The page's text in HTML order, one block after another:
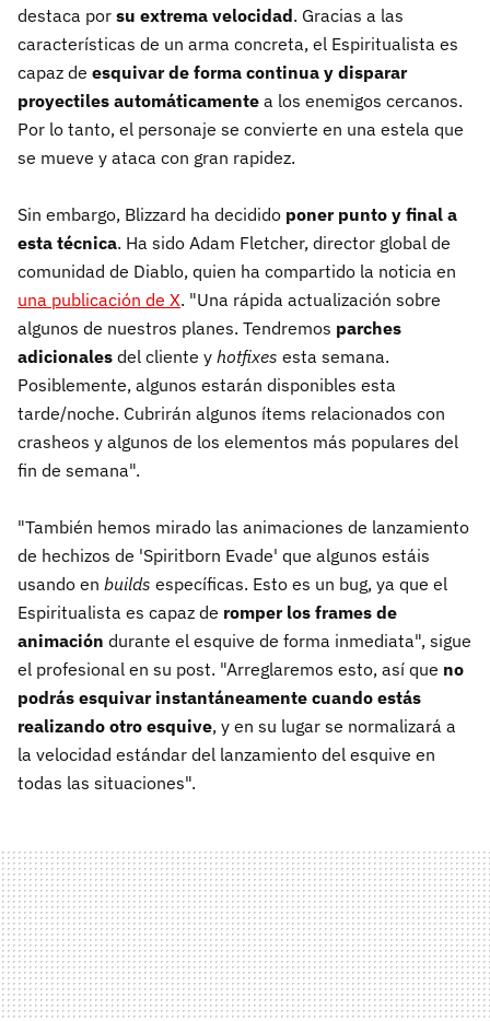
destaca por su extrema velocidad. Gracias a las
características de un arma concreta, el Espiritualista es
capaz de esquivar de forma continua y disparar
proyectiles automáticamente a los enemigos cercanos.
Por lo tanto, el personaje se convierte en una estela que
se mueve y ataca con gran rapidez.
Sin embargo, Blizzard ha decidido poner punto y final a
esta técnica. Ha sido Adam Fletcher, director global de
comunidad de Diablo, quien ha compartido la noticia en
una publicación de X. "Una rápida actualización sobre
algunos de nuestros planes. Tendremos parches
adicionales del cliente y hotfixes esta semana.
Posiblemente, algunos estarán disponibles esta
tarde/noche. Cubrirán algunos ítems relacionados con
crasheos y algunos de los elementos más populares del
fin de semana".
"También hemos mirado las animaciones de lanzamiento
de hechizos de 'Spiritborn Evade' que algunos estáis
usando en builds específicas. Esto es un bug, ya que el
Espiritualista es capaz de romper los frames de
animación durante el esquive de forma inmediata", sigue
el profesional en su post. "Arreglaremos esto, así que no
podrás esquivar instantáneamente cuando estás
realizando otro esquive, y en su lugar se normalizará a
la velocidad estándar del lanzamiento del esquive en
todas las situaciones".